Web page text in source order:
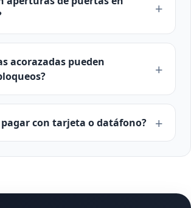
acorazadas pueden
pagar con tarjeta o datáfono?